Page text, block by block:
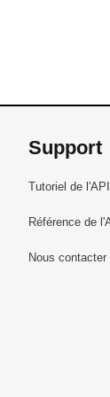
Support
Tutoriel de l'API
Référence de
Nous contacter